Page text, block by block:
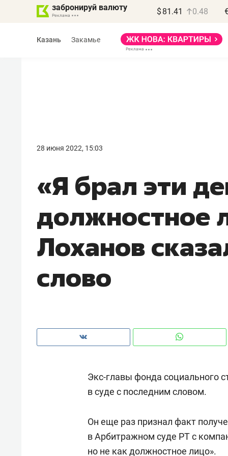
забронируй валюту $ 81.41 0.48
Казань Закамье
28 июня 2022, 15:03
«Я брал эти
должностное
Лоханов
слово
Экс-главы фонда социального
в суде с последним словом.
Он еще раз признал факт
в Арбитражном суде РТ с
но не как должностное лицо».
правил, бизнес может
потерять минимум
Как бизнесу выйти на зарубежные
чем интересен Оман?
Как ГК «МИР ГРУПП» и ВТБ
создают оазис жилого
комфорта под Казанью
150
ID